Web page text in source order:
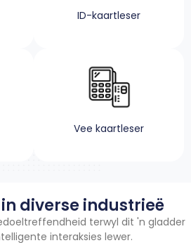
ID-kaartleser
Vee kaartleser
in diverse industrieë
terwyl dit 'n gladder
interaksies lewer.